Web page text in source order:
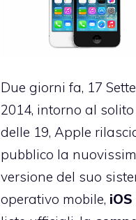
Due giorni fa, 17
2014, intorno al
delle 19, Apple
pubblico la
versione del suo
operativo mobile, iOS